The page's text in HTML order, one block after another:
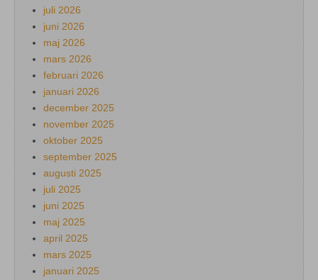
juli 2026
juni 2026
maj 2026
mars 2026
februari 2026
januari 2026
december 2025
november 2025
oktober 2025
september 2025
augusti 2025
juli 2025
juni 2025
maj 2025
april 2025
mars 2025
januari 2025